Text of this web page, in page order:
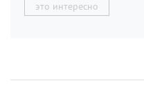
это интересно